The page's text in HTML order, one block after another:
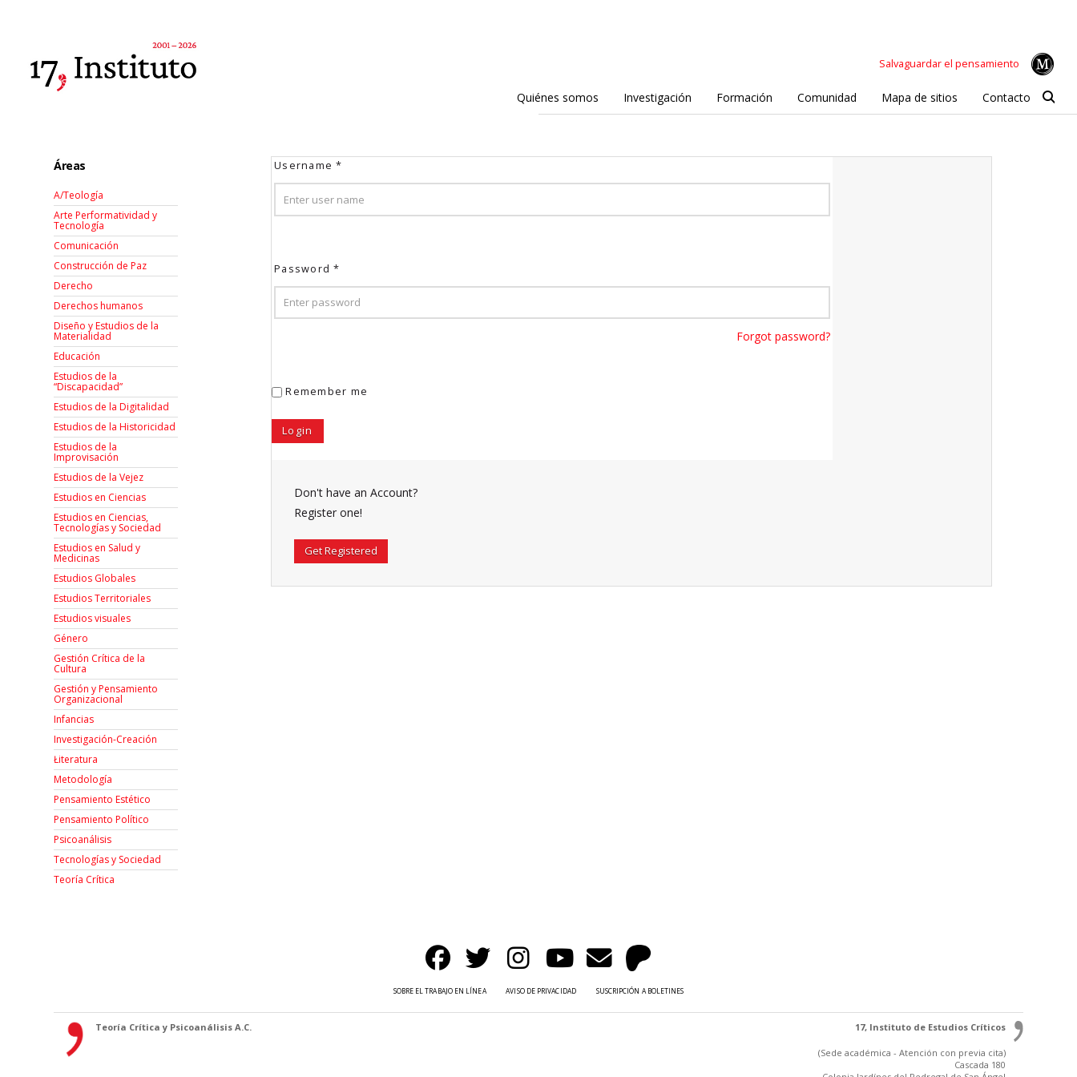
Salvaguardar el pensamiento
Quiénes somos Investigación Formación Comunidad Mapa de sitios Contacto
Username*
Password*
Forgot password?
Remember me
Don't have an Account?
Register one!
Get Registered
Áreas
A/Teología
Arte Performatividad y
Tecnología
Comunicación
Construcción de Paz
Derecho
Derechos humanos
Diseño y Estudios de la
Materialidad
Educación
Estudios de la
“Discapacidad”
Estudios de la Digitalidad
Estudios de la Historicidad
Estudios de la
Improvisación
Estudios de la Vejez
Estudios en Ciencias
Estudios en Ciencias,
Tecnologías y Sociedad
Estudios en Salud y
Medicinas
Estudios Globales
Estudios Territoriales
Estudios visuales
Género
Gestión Crítica de la
Cultura
Gestión y Pensamiento
Organizacional
Infancias
Investigación-Creación
Łiteratura
Metodología
Pensamiento Estético
Pensamiento Político
Psicoanálisis
Tecnologías y Sociedad
Teoría Crítica
SOBRE EL TRABAJO EN LÍNEA AVISO DE PRIVACIDAD SUSCRIPCIÓN A BOLETINES
Teoría Crítica y Psicoanálisis A.C. 17, Instituto de Estudios Críticos
(Sede académica - Atención con previa cita)
Cascada 180